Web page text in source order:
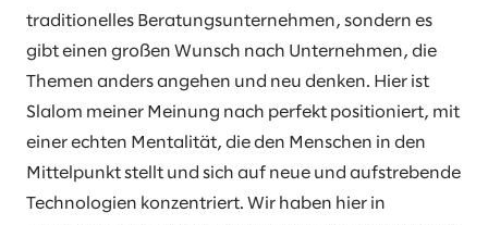
traditionelles Beratungsunternehmen, sondern es
gibt einen großen Wunsch nach Unternehmen, die
Themen anders angehen und neu denken. Hier ist
Slalom meiner Meinung nach perfekt positioniert, mit
einer echten Mentalität, die den Menschen in den
Mittelpunkt stellt und sich auf neue und aufstrebende
Technologien konzentriert. Wir haben hier in